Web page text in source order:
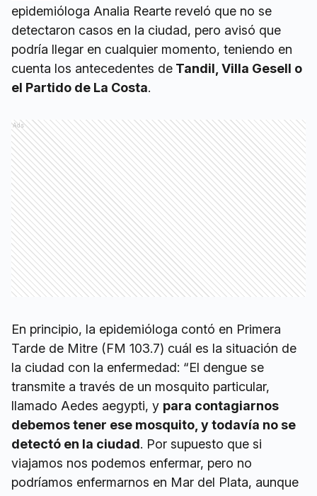
epidemióloga Analia Rearte reveló que no se
detectaron casos en la ciudad, pero avisó que
podría llegar en cualquier momento, teniendo en
cuenta los antecedentes de Tandil, Villa Gesell o
el Partido de La Costa.
Ads
En principio, la epidemióloga contó en Primera
Tarde de Mitre (FM 103.7) cuál es la situación de
la ciudad con la enfermedad: “El dengue se
transmite a través de un mosquito particular,
llamado Aedes aegypti, y para contagiarnos
debemos tener ese mosquito, y todavía no se
detectó en la ciudad. Por supuesto que si
viajamos nos podemos enfermar, pero no
podríamos enfermarnos en Mar del Plata, aunque